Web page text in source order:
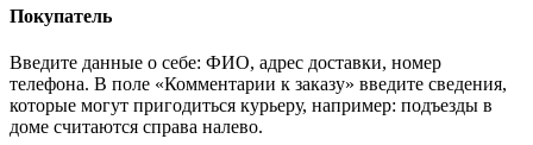
Покупатель
Введите данные о себе: ФИО, адрес доставки, номер
телефона. В поле «Комментарии к заказу» введите сведения,
которые могут пригодиться курьеру, например: подъезды в
доме считаются справа налево.